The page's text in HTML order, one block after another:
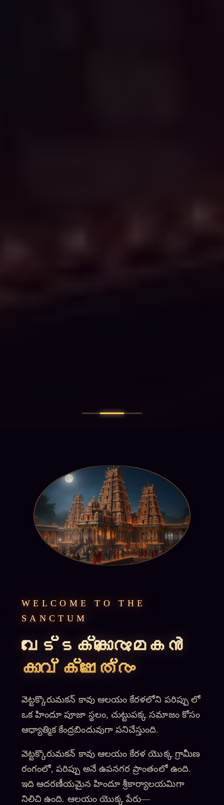
WELCOME TO THE
SANCTUM
വേട്ടക്കൊരുമകൻ
കാവ് ക്ഷേത്രം
వెట్టక్కొరుమకన్ కావు ఆలయం కేరళలోని పరిప్పు లో
ఒక హిందూ పూజా స్థలం, చుట్టుపక్క సమాజం కోసం
ఆధ్యాత్మిక కేంద్రబిందువుగా పనిచేస్తుంది.
వెట్టక్కొరుమకన్ కావు ఆలయం కేరళ యొక్క గ్రామీణ
రంగంలో, పరిప్పు అనే ఉపనగర ప్రాంతంలో ఉంది.
ఇది ఆదరణీయమైన హిందూ శ్రీకార్యాలయమిగా
నిలిచి ఉంది. ఆలయం యొక్క పేరు—